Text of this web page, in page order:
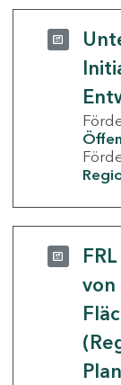
von